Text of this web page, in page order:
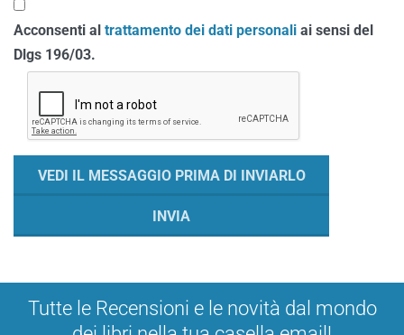
Acconsenti al trattamento dei dati personali ai sensi del
Dlgs 196/03.
Tutte le Recensioni e le novità dal mondo